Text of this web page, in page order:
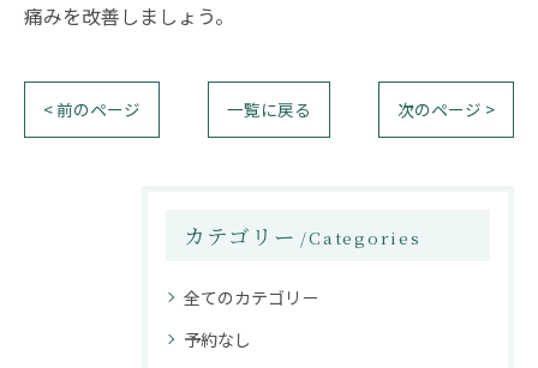
痛みを改善しましょう。
< 前のページ 一覧に戻る 次のページ >
カテゴリー Categories
全てのカテゴリー
予約なし